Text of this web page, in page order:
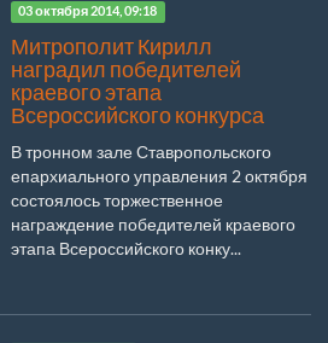
03 октября 2014, 09:18
Митрополит Кирилл
наградил победителей
краевого этапа
Всероссийского конкурса
В тронном зале Ставропольского
епархиального управления 2 октября
состоялось торжественное
награждение победителей краевого
этапа Всероссийского конку...